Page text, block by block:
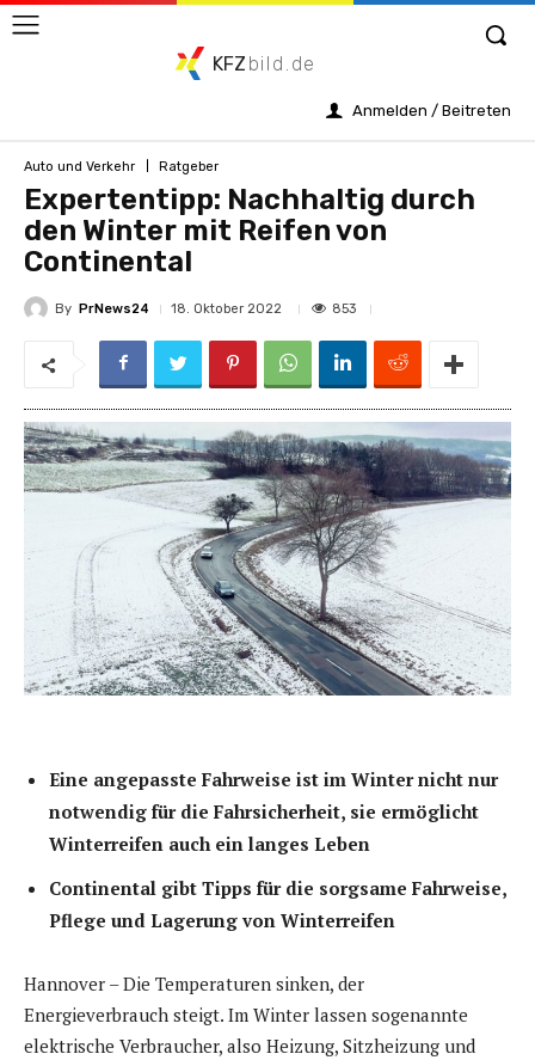
KFZ bild.de
Anmelden / Beitreten
Auto und Verkehr Ratgeber
Expertentipp: Nachhaltig durch
den Winter mit Reifen von
Continental
By PrNews24 18. Oktober 2022 853
Eine angepasste Fahrweise ist im Winter nicht nur
notwendig für die Fahrsicherheit, sie ermöglicht
Winterreifen auch ein langes Leben
Continental gibt Tipps für die sorgsame Fahrweise,
Pflege und Lagerung von Winterreifen
Hannover – Die Temperaturen sinken, der
Energieverbrauch steigt. Im Winter lassen sogenannte
elektrische Verbraucher, also Heizung, Sitzheizung und